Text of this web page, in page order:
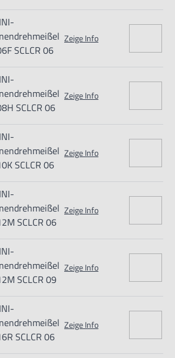
email: Info@hogetex.com
SCLCR 06
Zeige Info
SCLCR 06
Zeige Info
SCLCR 06
Zeige Info
SCLCR 06
Zeige Info
SCLCR 09
Zeige Info
SCLCR 06
Zeige Info